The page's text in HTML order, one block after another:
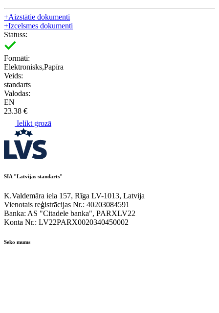
+Aizstātie dokumenti
+Izcelsmes dokumenti
Statuss:
Formāti:
Elektronisks,Papīra
Veids:
standarts
Valodas:
EN
23.38 €
Ielikt grozā
SIA "Latvijas standarts"
K.Valdemāra iela 157, Rīga LV-1013, Latvija
Vienotais reģistrācijas Nr.: 40203084591
Banka: AS "Citadele banka", PARXLV22
Konta Nr.: LV22PARX0020340450002
Seko mums